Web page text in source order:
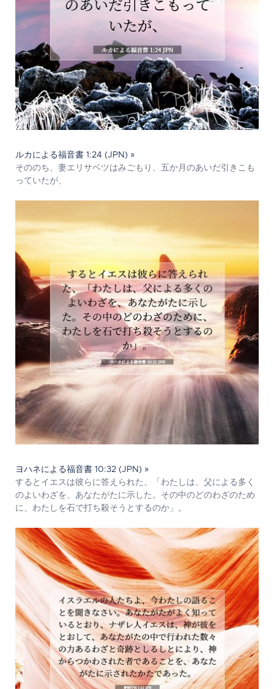
ルカによる福音書 1:24 (JPN) »
そののち、妻エリサベツはみごもり、五か月のあいだ引きこも
っていたが、
ヨハネによる福音書 10:32 (JPN) »
するとイエスは彼らに答えられた、「わたしは、父による多く
のよいわざを、あなたがたに示した。その中のどのわざのため
に、わたしを石で打ち殺そうとするのか」。